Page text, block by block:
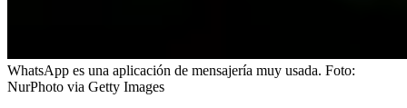
WhatsApp es una aplicación de mensajería muy usada. Foto:
NurPhoto via Getty Images